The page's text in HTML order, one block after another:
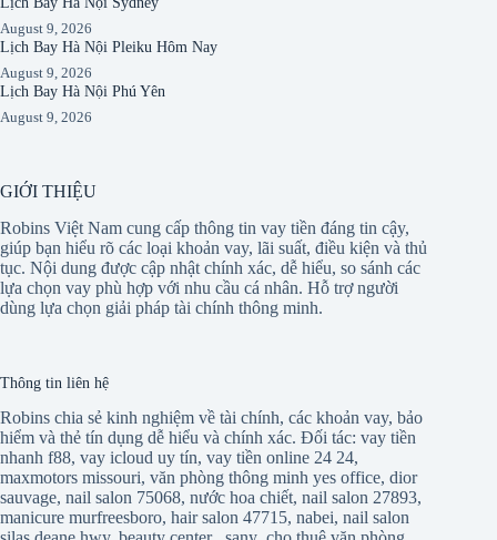
August 9, 2026
Lịch Bay Hà Nội Pleiku Hôm Nay
August 9, 2026
Lịch Bay Hà Nội Phú Yên
August 9, 2026
GIỚI THIỆU
Robins Việt Nam cung cấp thông tin vay tiền đáng tin cậy,
giúp bạn hiểu rõ các loại khoản vay, lãi suất, điều kiện và thủ
tục. Nội dung được cập nhật chính xác, dễ hiểu, so sánh các
lựa chọn vay phù hợp với nhu cầu cá nhân. Hỗ trợ người
dùng lựa chọn giải pháp tài chính thông minh.
Thông tin liên hệ
Robins chia sẻ kinh nghiệm về tài chính, các khoản vay, bảo
hiểm và thẻ tín dụng dễ hiểu và chính xác. Đối tác: vay tiền
nhanh f88, vay icloud uy tín, vay tiền online 24 24,
maxmotors missouri, văn phòng thông minh yes office, dior
sauvage, nail salon 75068, nước hoa chiết, nail salon 27893,
manicure murfreesboro, hair salon 47715, nabei, nail salon